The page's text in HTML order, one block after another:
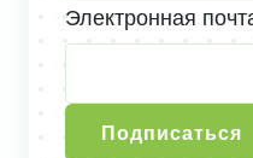
Электронная
Подписаться